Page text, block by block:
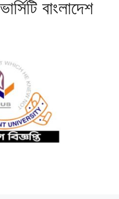
বাংলাদেশ